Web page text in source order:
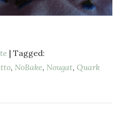
| Tagged:
, NoBake, Nougat, Quark